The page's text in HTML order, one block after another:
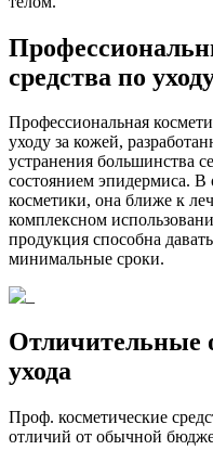
средства по
Профессиональная
уходу за кожей,
устранения большинства
состоянием эпидермиса. В
косметики, она ближе к
комплексном
продукция способна
минимальные сроки.
Отличительные
ухода
Проф. косметические
отличий от обычной